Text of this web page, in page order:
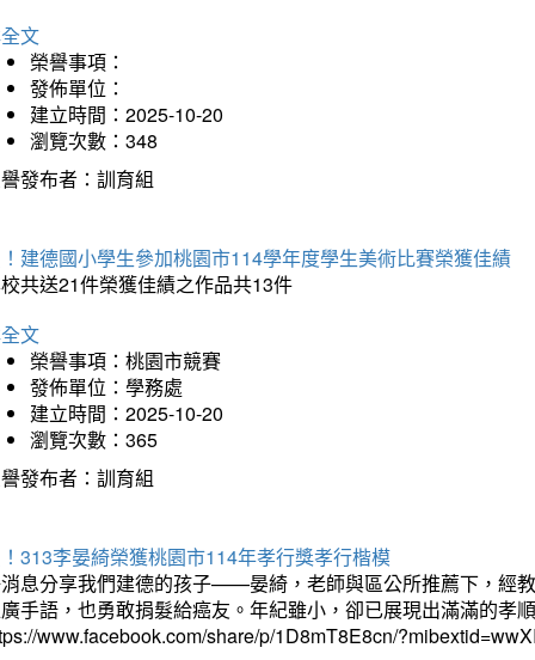
文
榮譽事項：
發佈單位：
建立時間：2025-10-20
瀏覽次數：348
發布者：訓育組
建德國小學生參加桃園市114學年度學生美術比賽榮獲佳績
共送21件榮獲佳績之作品共13件
文
榮譽事項：桃園市競賽
發佈單位：學務處
建立時間：2025-10-20
瀏覽次數：365
發布者：訓育組
313李晏綺榮獲桃園市114年孝行獎孝行楷模
息分享我們建德的孩子——晏綺，老師與區公所推薦下，經
手語，也勇敢捐髮給癌友。年紀雖小，卻已展現出滿滿的孝
www.facebook.com/share/p/1D8mT8E8cn/